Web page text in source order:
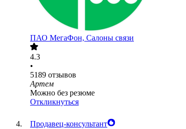
ПАО МегаФон, Салоны связи
4.3
•
5189 отзывов
Артем
Можно без резюме
Откликнуться
Продавец-консультант